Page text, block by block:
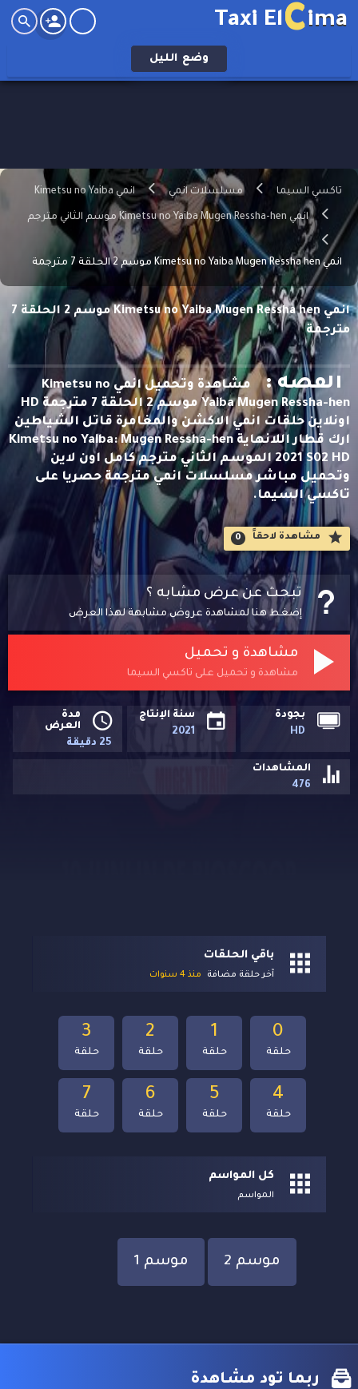
Taxi ElCima
وضع الليل
تاكسي السيما مسلسلات انمي انمي Kimetsu no Yaiba
انمي Kimetsu no Yaiba Mugen Ressha-hen موسم الثاني مترجم
انمي Kimetsu no Yaiba Mugen Ressha hen موسم 2 الحلقة 7 مترجمة
انمي Kimetsu no Yaiba Mugen Ressha hen موسم 2 الحلقة 7
مترجمة
القصه :
مشاهدة وتحميل انمي Kimetsu no
Yaiba Mugen Ressha-hen موسم 2 الحلقة 7 مترجمة HD
اونلاين حلقات انمي الاكشن والمغامرة قاتل الشياطين
ارك قطار اللانهاية Kimetsu no Yaiba: Mugen Ressha-hen
2021 S02 HD الموسم الثاني مترجم كامل اون لاين
وتحميل مباشر مسلسلات انمي مترجمة حصريا على
تاكسي السيما.
مشاهدة لاحقاََ 0
تبحث عن عرض مشابه ؟
إضغط هنا لمشاهدة عروض مشابهة لهذا العرض
مشاهدة و تحميل
مشاهدة و تحميل على تاكسي السيما
بجودة
HD
سنة الإنتاج
2021
مدة
العرض
25 دقيقة
المشاهدات
476
باقي الحلقات
آخر حلقة مضافة منذ 4 سنوات
7
حلقة
6
حلقة
5
حلقة
4
حلقة
3
حلقة
2
حلقة
1
حلقة
0
حلقة
كل المواسم
المواسم
موسم 2 موسم 1
ربما تود مشاهدة